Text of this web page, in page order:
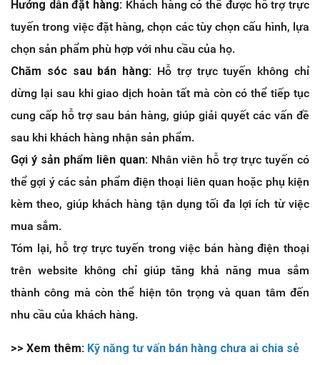
Hướng dẫn đặt hàng: Khách hàng có thể được hỗ trợ trực
tuyến trong việc đặt hàng, chọn các tùy chọn cấu hình, lựa
chọn sản phẩm phù hợp với nhu cầu của họ.
Chăm sóc sau bán hàng: Hỗ trợ trực tuyến không chỉ
dừng lại sau khi giao dịch hoàn tất mà còn có thể tiếp tục
cung cấp hỗ trợ sau bán hàng, giúp giải quyết các vấn đề
sau khi khách hàng nhận sản phẩm.
Gợi ý sản phẩm liên quan: Nhân viên hỗ trợ trực tuyến có
thể gợi ý các sản phẩm điện thoại liên quan hoặc phụ kiện
kèm theo, giúp khách hàng tận dụng tối đa lợi ích từ việc
mua sắm.
Tóm lại, hỗ trợ trực tuyến trong việc bán hàng điện thoại
trên website không chỉ giúp tăng khả năng mua sắm
thành công mà còn thể hiện tôn trọng và quan tâm đến
nhu cầu của khách hàng.
>> Xem thêm: Kỹ năng tư vấn bán hàng chưa ai chia sẻ